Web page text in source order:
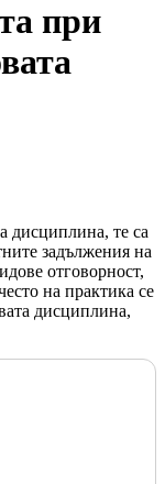
при
дисциплина, те са
задължения на
отговорност,
на практика се
дисциплина,